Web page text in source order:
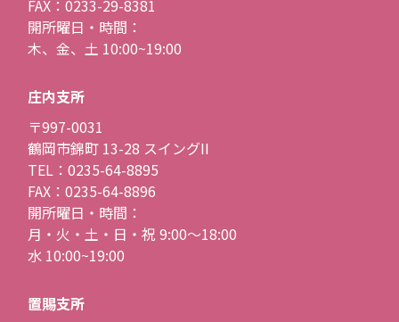
FAX：0233-29-8381
開所曜日・時間：
木、金、土 10:00~19:00
庄内支所
〒997-0031
鶴岡市錦町 13-28 スイングII
TEL：0235-64-8895
FAX：0235-64-8896
開所曜日・時間：
月・火・土・日・祝 9:00〜18:00
水 10:00~19:00
置賜支所